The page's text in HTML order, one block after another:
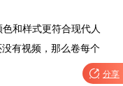
和样式更符合现代人
有视频，那么卷每个
 分享